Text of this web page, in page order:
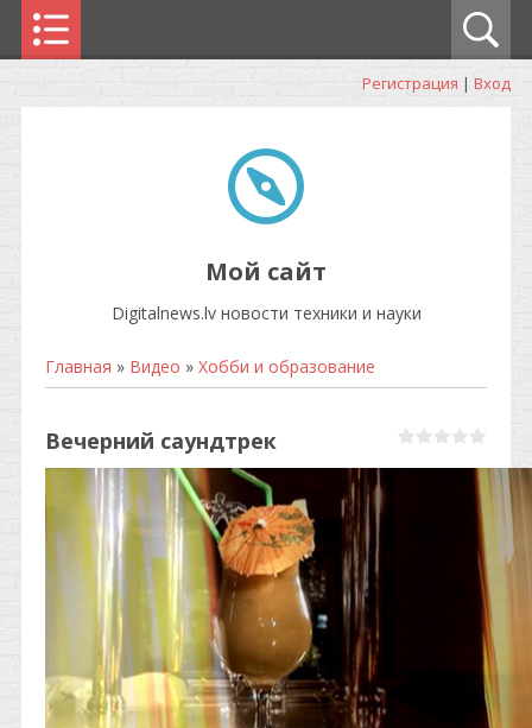
Регистрация | Вход
Мой сайт
Digitalnews.lv новости техники и науки
Главная » Видео » Хобби и образование
Вечерний саундтрек